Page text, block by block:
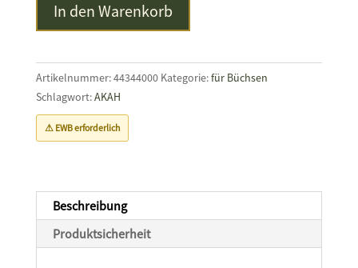
.30-
Nature
Menge
In den Warenkorb
Artikelnummer:44344000 Kategorie:für Büchsen
Schlagwort:AKAH
⚠ EWB erforderlich
Beschreibung
Produktsicherheit